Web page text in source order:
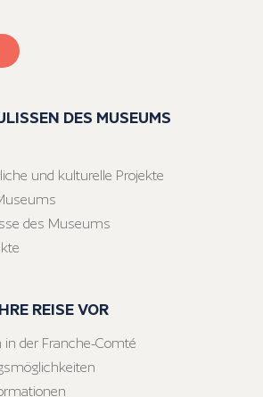
DES MUSEUMS
und kulturelle Projekte
des Museums
REISE VOR
in der Franche-Comté